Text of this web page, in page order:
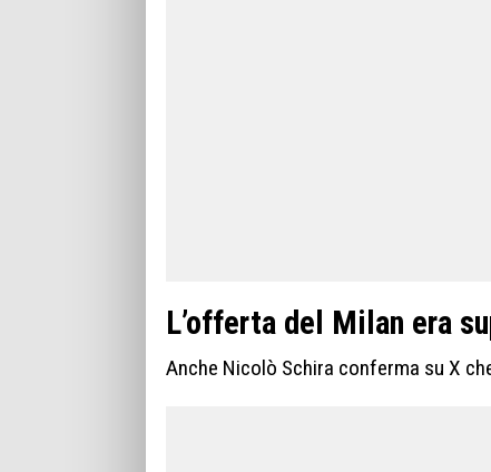
L’offerta del Milan era
Anche Nicolò Schira conferma su X